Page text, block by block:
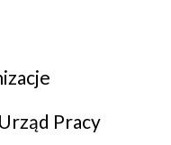
Pracy